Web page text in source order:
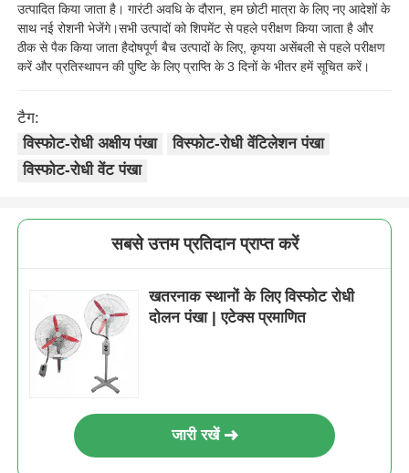
उत्पादित किया जाता है। गारंटी अवधि के दौरान, हम छोटी मात्रा के लिए नए आदेशों के
साथ नई रोशनी भेजेंगे।सभी उत्पादों को शिपमेंट से पहले परीक्षण किया जाता है और
ठीक से पैक किया जाता हैदोषपूर्ण बैच उत्पादों के लिए, कृपया असेंबली से पहले परीक्षण
करें और प्रतिस्थापन की पुष्टि के लिए प्राप्ति के 3 दिनों के भीतर हमें सूचित करें।
टैग:
विस्फोट-रोधी अक्षीय पंखा
विस्फोट-रोधी वेंटिलेशन पंखा
विस्फोट-रोधी वेंट पंखा
सबसे उत्तम प्रतिदान प्राप्त करें
खतरनाक स्थानों के लिए विस्फोट रोधी
दोलन पंखा | एटेक्स प्रमाणित
जारी रखें